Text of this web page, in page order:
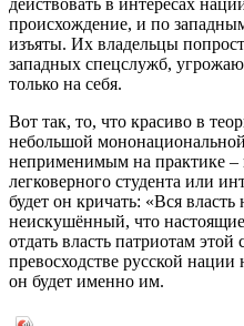
действовать в интересах
происхождение, и по
изъяты. Их владельцы
западных спецслужб,
только на себя.
Вот так, то, что красиво в
небольшой мононациональной
неприменимым на практике –
легковерного студента или
будет он кричать: «Вся
неискушённый, что
отдать власть патриотам этой
превосходстве русской
он будет именно им.